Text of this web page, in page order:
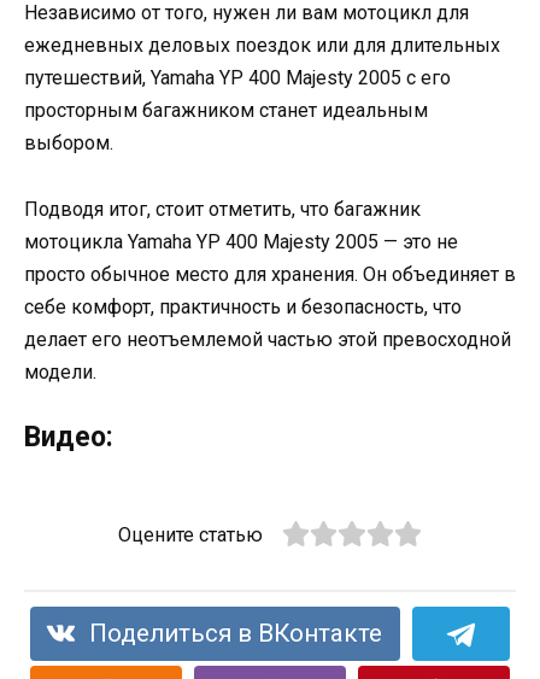
Независимо от того, нужен ли вам мотоцикл для
ежедневных деловых поездок или для длительных
путешествий, Yamaha YP 400 Majesty 2005 с его
просторным багажником станет идеальным
выбором.
Подводя итог, стоит отметить, что багажник
мотоцикла Yamaha YP 400 Majesty 2005 — это не
просто обычное место для хранения. Он объединяет в
себе комфорт, практичность и безопасность, что
делает его неотъемлемой частью этой превосходной
модели.
Видео:
Оцените статью
Поделиться в ВКонтакте